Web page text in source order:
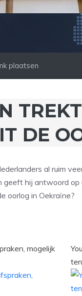
plaatsen
DE
al ruim
hij antwoord
oorlog in Oekraïne?
mogelijk